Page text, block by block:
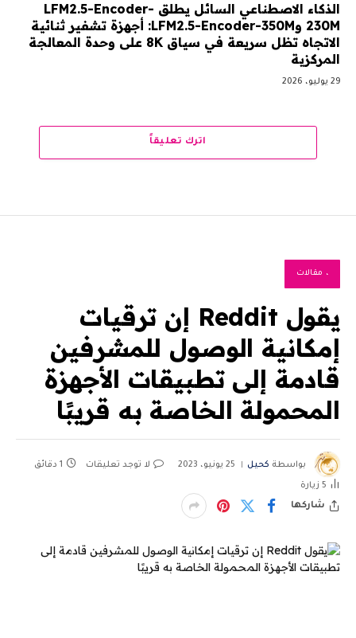
الذكاء الاصطناعي السائل يطلق LFM2.5-Encoder-
230M وLFM2.5-Encoder-350M: أجهزة تشفير ثنائية
الاتجاه تظل سريعة في سياق 8K على وحدة المعالجة
المركزية
29 يوليو، 2026
اترك تعليقاً
، مقالات
يقول Reddit إن ترقيات
إمكانية الوصول للمشرفين
قادمة إلى تطبيقات الأجهزة
المحمولة الخاصة به قريبًا
بواسطة كحيل 25 يونيو، 2023 لا توجد تعليقات 1 دقائق
5 زيارة
شاركها